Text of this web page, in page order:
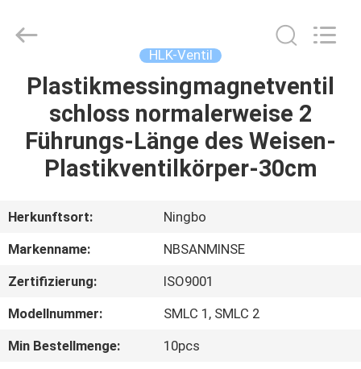
HAUS
PRODUKTE
UNS
AUSFLUG
QUALITÄTSKONTROLLE
Export
Co.,Ltd..
Reserved.
HLK-Ventil
Plastikmessingmagnetventil
schloss normalerweise 2
Führungs-Länge des Weisen-
Plastikventilkörper-30cm
Herkunftsort:
Ningbo
Markenname:
NBSANMINSE
Zertifizierung:
ISO9001
Modellnummer:
SMLC 1, SMLC 2
Min Bestellmenge:
10pcs